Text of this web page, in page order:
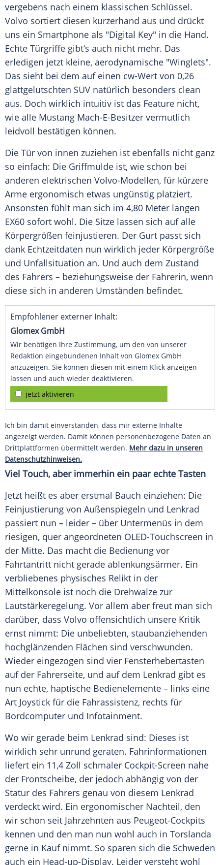
vergebens nach einem klassischen Schlüssel.
Volvo sortiert diesen kurzerhand aus und drückt
uns ein Smartphone als "Digital Key" in die Hand.
Echte Türgriffe gibt‘s auch nicht mehr. Das
erledigen jetzt kleine, aerodynamische "Winglets".
Das sieht bei dem auf einen cw-Wert von 0,26
glattgelutschten SUV natürlich besonders clean
aus. Doch wirklich intuitiv ist das Feature nicht,
wie alle Mustang Mach-E-Besitzer vermutlich
leidvoll bestätigen können.
Die Tür von innen zuziehen ist ebenfalls nicht ganz
so einfach: Die Griffmulde ist, wie schon bei
anderen elektrischen Volvo-Modellen, für kürzere
Arme ergonomisch etwas ungünstig platziert.
Ansonsten fühlt man sich im 4,80 Meter langen
EX60 sofort wohl. Die Sitze lassen sich auf alle
Körpergrößen feinjustieren. Der Gurt passt sich
dank Echtzeitdaten nun wirklich jeder Körpergröße
und Unfallsituation an. Und auch dem Zustand
des Fahrers – beziehungsweise der Fahrerin, wenn
diese sich in anderen Umständen befindet.
Empfohlener externer Inhalt:
Glomex GmbH
Wir benötigen Ihre Zustimmung, um den von unserer
Redaktion eingebundenen Inhalt von Glomex GmbH
anzuzeigen. Sie können diesen mit einem Klick anzeigen
lassen und auch wieder deaktivieren.
jetzt aktivieren
Ich bin damit einverstanden, dass mir externe Inhalte
angezeigt werden. Damit können personenbezogene Daten an
Drittplattformen übermittelt werden. Mehr dazu in unseren
Datenschutzhinweisen.
Viel Touch, aber immerhin ein paar echte Tasten
Jetzt heißt es aber erstmal Bauch einziehen: Die
Feinjustierung von Außenspiegeln und Lenkrad
passiert nun – leider – über Untermenüs in dem
riesigen, quer angeordneten OLED-Touchscreen in
der Mitte. Das macht die Bedienung vor
Fahrtantritt nicht gerade ablenkungsärmer. Ein
verbliebenes physisches Relikt in der
Mittelkonsole ist noch die Drehwalze zur
Lautstärkeregelung. Vor allem aber freut man sich
darüber, dass Volvo offensichtlich unsere Kritik
ernst nimmt: Die unbeliebten, staubanziehenden
hochglänzenden Flächen sind verschwunden.
Wieder eingezogen sind vier Fensterhebertasten
auf der Fahrerseite, und auf dem Lenkrad gibt es
nun echte, haptische Bedienelemente – links eine
Art Joystick für die Fahrassistenz, rechts für
Bordcomputer und Infotainment.
Wo wir gerade beim Lenkrad sind: Dieses ist
wirklich sehr unrund geraten. Fahrinformationen
liefert ein 11,4 Zoll schmaler Cockpit-Screen nahe
der Frontscheibe, der jedoch abhängig von der
Statur des Fahrers genau von diesem Lenkrad
verdeckt wird. Ein ergonomischer Nachteil, den
wir schon seit Jahrzehnten aus Peugeot-Cockpits
kennen und den man nun wohl auch in Torslanda
gerne in Kauf nimmt. So sparen sich die Schweden
auch ein Head-up-Display. Leider versteht wohl